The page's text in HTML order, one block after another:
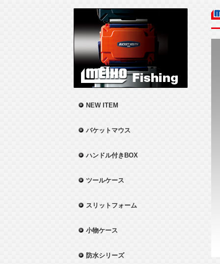
NEW ITEM
バケットマウス
ハンドル付きBOX
ツールケース
スリットフォーム
小物ケース
防水シリーズ